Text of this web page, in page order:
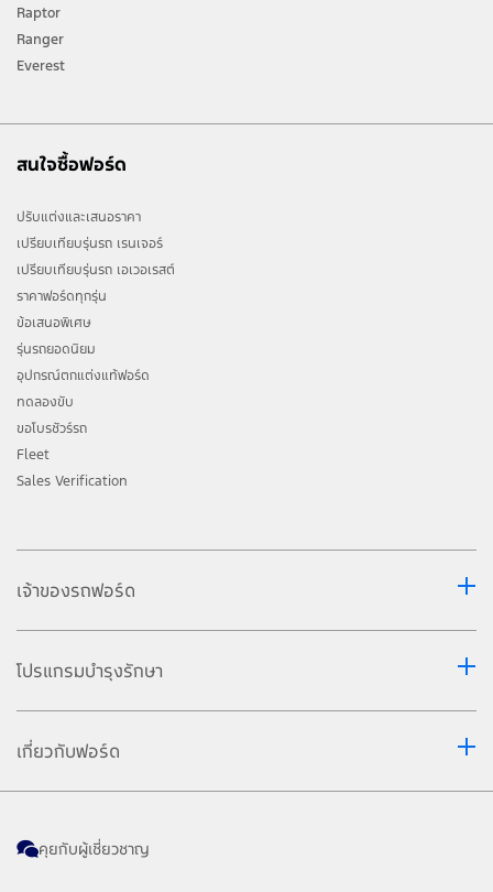
Raptor
Ranger
Everest
สนใจซื้อฟอร์ด
ปรับแต่งและเสนอราคา
เปรียบเทียบรุ่นรถ เรนเจอร์
เปรียบเทียบรุ่นรถ เอเวอเรสต์
ราคาฟอร์ดทุกรุ่น
ข้อเสนอพิเศษ
รุ่นรถยอดนิยม
อุปกรณ์ตกแต่งแท้ฟอร์ด
ทดลองขับ
ขอโบรชัวร์รถ
Fleet
Sales Verification
เจ้าของรถฟอร์ด
โปรแกรมบำรุงรักษา
เกี่ยวกับฟอร์ด
คุยกับผู้เชี่ยวชาญ